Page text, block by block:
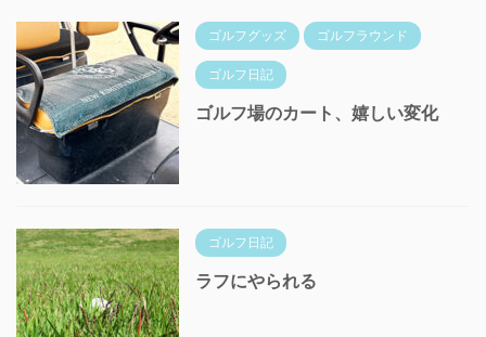
ゴルフグッズ ゴルフラウンド
ゴルフ日記
ゴルフ場のカート、嬉しい変化
ゴルフ日記
ラフにやられる